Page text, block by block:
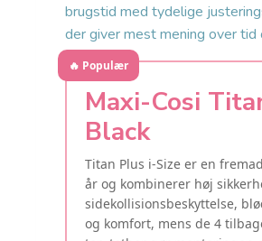
brugstid med tydelige
der giver mest mening over
🔥 Populær
Maxi-Cosi
Black
Titan Plus i-Size er en
år og kombinerer høj
sidekollisionsbeskyttelse,
og komfort, mens de 4